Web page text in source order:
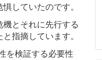
していたのです。
とそれに先行する
指摘しています。
を検証する必要性